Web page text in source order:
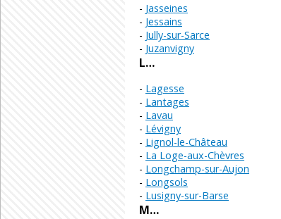
Jasseines
Jessains
Jully-sur-Sarce
Juzanvigny
L…
Lagesse
Lantages
Lavau
Lévigny
Lignol-le-Château
La Loge-aux-Chèvres
Longchamp-sur-Aujon
Longsols
Lusigny-sur-Barse
M…